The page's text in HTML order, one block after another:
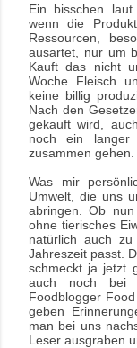
Ein bisschen
wenn die
Ressourcen,
ausartet, nur um
Kauft das nicht
Woche Fleisch
keine billig
Nach den
gekauft wird,
noch ein
zusammen gehen.
Was mir
Umwelt, die uns
abringen. Ob
ohne tierisches
natürlich auch
Jahreszeit passt.
schmeckt ja jetzt
auch noch bei
Foodblogger
geben
man bei uns
Leser ausgraben